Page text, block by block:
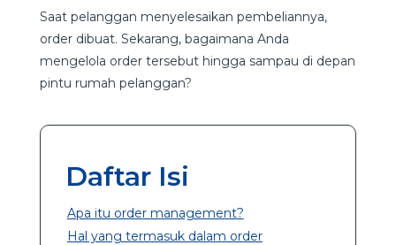
Saat pelanggan menyelesaikan pembeliannya,
order dibuat. Sekarang, bagaimana Anda
mengelola order tersebut hingga sampau di depan
pintu rumah pelanggan?
Daftar Isi
Apa itu order management?
Hal yang termasuk dalam order